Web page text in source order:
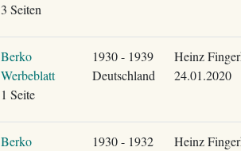
3 Seiten
Berko
Werbeblatt
1 Seite
1930 - 1939
Deutschland
Heinz
24.01.2020
Berko
1930 - 1932
Heinz